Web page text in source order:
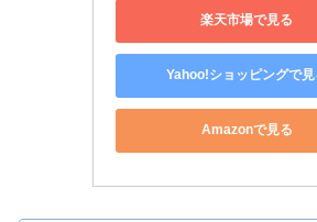
楽天市場で見る
Yahoo!ショッピングで見
Amazonで見る